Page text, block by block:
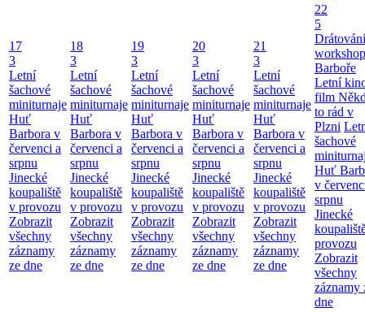
17
3
Letní
šachové
miniturnaje
Huť
Barbora v
červenci a
srpnu
Jinecké
koupaliště
v provozu
Zobrazit
všechny
záznamy
ze dne
18
3
Letní
šachové
miniturnaje
Huť
Barbora v
červenci a
srpnu
Jinecké
koupaliště
v provozu
Zobrazit
všechny
záznamy
ze dne
19
3
Letní
šachové
miniturnaje
Huť
Barbora v
červenci a
srpnu
Jinecké
koupaliště
v provozu
Zobrazit
všechny
záznamy
ze dne
20
3
Letní
šachové
miniturnaje
Huť
Barbora v
červenci a
srpnu
Jinecké
koupaliště
v provozu
Zobrazit
všechny
záznamy
ze dne
21
3
Letní
šachové
miniturnaje
Huť
Barbora v
červenci a
srpnu
Jinecké
koupaliště
v provozu
Zobrazit
všechny
záznamy
ze dne
22
5
Barboře
Letní
film
to rád v
Plzni
šachové
Huť
v
srpnu
Jinecké
provozu
Zobrazit
všechny
záznamy
dne